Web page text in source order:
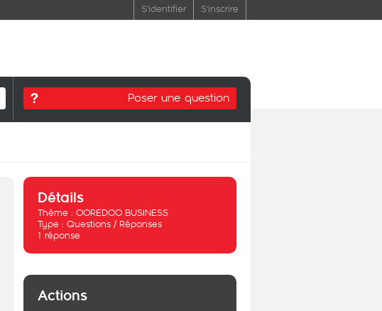
S'identifier S'inscrire
Poser une question
Détails
Thème : OOREDOO BUSINESS
Type : Questions / Réponses
1 réponse
Actions